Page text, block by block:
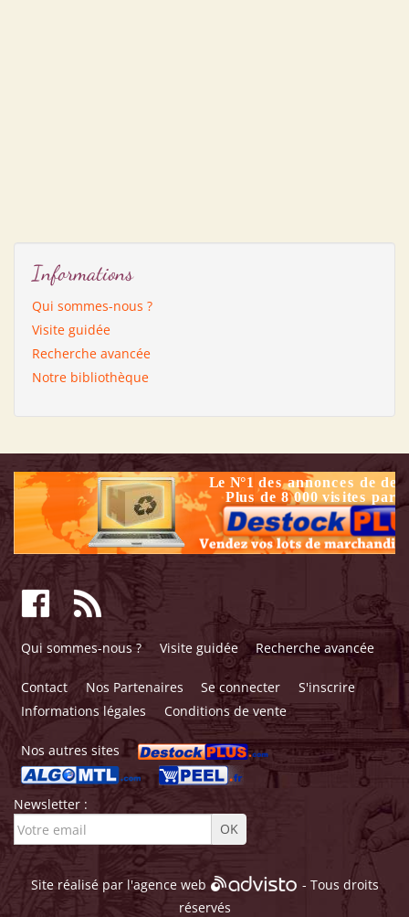
Informations
Qui sommes-nous ?
Visite guidée
Recherche avancée
Notre bibliothèque
Qui sommes-nous ? Visite guidée Recherche avancée
Contact Nos Partenaires Se connecter
S'inscrire
Informations légales
Conditions de vente
Nos autres sites
Newsletter :
Site réalisé par l'agence web
- Tous droits
réservés